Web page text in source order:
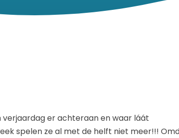
verjaardag er achteraan en waar láát
spelen ze al met de helft niet meer!!!